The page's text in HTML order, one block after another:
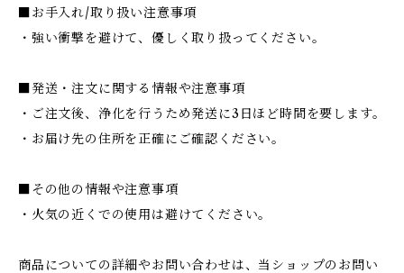
■お手入れ/取り扱い注意事項
・強い衝撃を避けて、優しく取り扱ってください。
■発送・注文に関する情報や注意事項
・ご注文後、浄化を行うため発送に3日ほど時間を要します。
・お届け先の住所を正確にご確認ください。
■その他の情報や注意事項
・火気の近くでの使用は避けてください。
商品についての詳細やお問い合わせは、当ショップのお問い